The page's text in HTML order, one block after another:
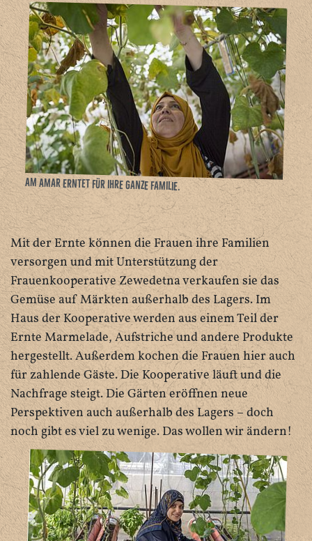
Am Amar erntet für ihre ganze Familie.
Mit der Ernte können die Frauen ihre Familien
versorgen und mit Unterstützung der
Frauenkooperative Zewedetna verkaufen sie das
Gemüse auf Märkten außerhalb des Lagers. Im
Haus der Kooperative werden aus einem Teil der
Ernte Marmelade, Aufstriche und andere Produkte
hergestellt. Außerdem kochen die Frauen hier auch
für zahlende Gäste. Die Kooperative läuft und die
Nachfrage steigt. Die Gärten eröffnen neue
Perspektiven auch außerhalb des Lagers – doch
noch gibt es viel zu wenige. Das wollen wir ändern!